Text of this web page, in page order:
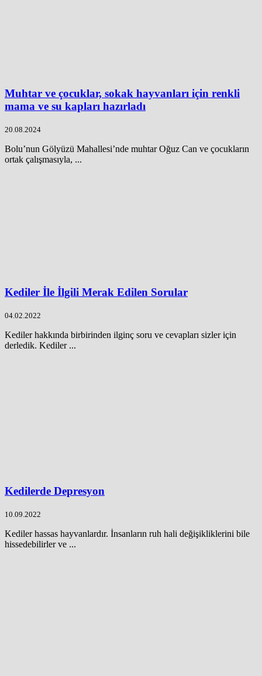
Muhtar ve çocuklar, sokak hayvanları için renkli
mama ve su kapları hazırladı
20.08.2024
Bolu’nun Gölyüzü Mahallesi’nde muhtar Oğuz Can ve çocukların
ortak çalışmasıyla, ...
Kediler İle İlgili Merak Edilen Sorular
04.02.2022
Kediler hakkında birbirinden ilginç soru ve cevapları sizler için
derledik. Kediler ...
Kedilerde Depresyon
10.09.2022
Kediler hassas hayvanlardır. İnsanların ruh hali değişikliklerini bile
hissedebilirler ve ...